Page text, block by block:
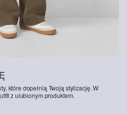
Ten produkt zawiera poliester z
tworzyw sztucznych, takich
z używanej odzieży.
które dopełnią Twoją stylizację. W
z ulubionym produktem.